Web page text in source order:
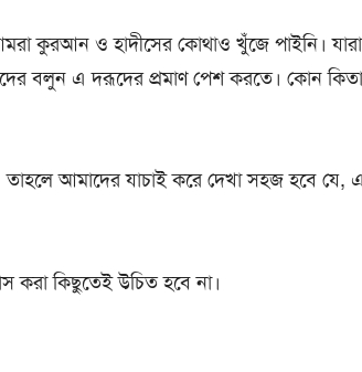
কুরআন ও হাদীসের কোথাও খুঁজে পাইনি।
বলুন এ দরূদের প্রমাণ পেশ করতে। কোন
তাহলে আমাদের যাচাই করে দেখা সহজ হবে
করা কিছুতেই উচিত হবে না।